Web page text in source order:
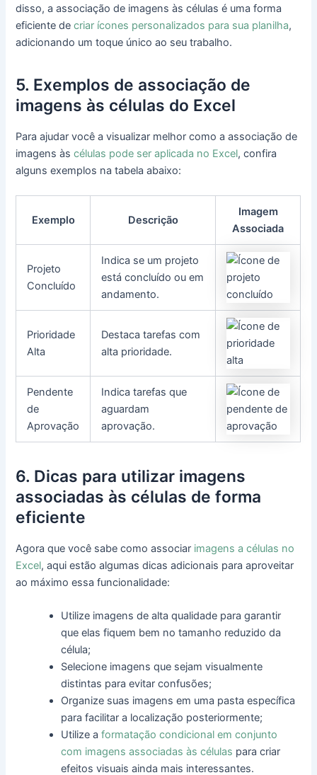
disso, a associação de imagens às células é uma forma
eficiente decriar ícones personalizados para sua planilha,
adicionando um toque único ao seu trabalho.
5. Exemplos de associação de
imagens às células do Excel
Para ajudar você a visualizar melhor como a associação de
imagens àscélulas pode ser aplicada no Excel, confira
alguns exemplos na tabela abaixo:
Exemplo Descrição
Imagem
Associada
Projeto
Concluído
Indica se um projeto
está concluído ou em
andamento.
Prioridade
Alta
Destaca tarefas com
alta prioridade.
Pendente
de
Aprovação
Indica tarefas que
aguardam
aprovação.
6. Dicas para utilizar imagens
associadas às células de forma
eficiente
Agora que você sabe como associar imagens a células no
Excel, aqui estão algumas dicas adicionais para aproveitar
ao máximo essa funcionalidade:
Utilize imagens de alta qualidade para garantir
que elas fiquem bem no tamanho reduzido da
célula;
Selecione imagens que sejam visualmente
distintas para evitar confusões;
Organize suas imagens em uma pasta específica
para facilitar a localização posteriormente;
Utilize aformatação condicional em conjunto
com imagens associadas às células para criar
efeitos visuais ainda mais interessantes.